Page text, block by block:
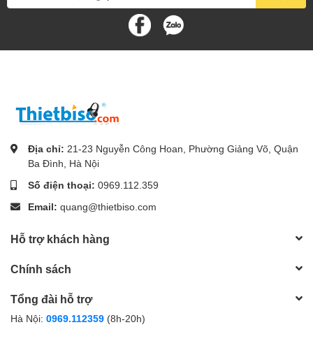
Địa chỉ: 21-23 Nguyễn Công Hoan, Phường Giảng Võ, Quận
Ba Đình, Hà Nội
Số điện thoại: 0969.112.359
Email: quang@thietbiso.com
Hỗ trợ khách hàng
Chính sách
Tổng đài hỗ trợ
Hà Nội: 0969.112359 (8h-20h)